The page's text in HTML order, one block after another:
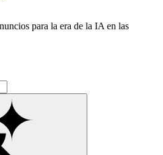
para la era de la IA en las